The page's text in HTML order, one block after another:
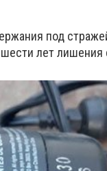
под
шести лет